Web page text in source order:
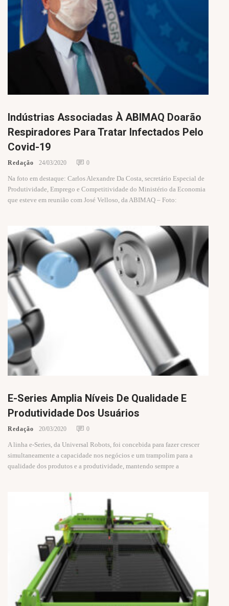
Indústrias Associadas À ABIMAQ Doarão
Respiradores Para Tratar Infectados Pelo
Covid-19
Redação 24/03/2020 0
Na foto em destaque: Carlos Alexandre Da Costa, secretário Especial de
Produtividade, Emprego e Competitividade do Ministério da Economia
que esteve em reunião com José Velloso, da ABIMAQ – Foto:
E-Series Amplia Níveis De Qualidade E
Produtividade Dos Usuários
Redação 20/03/2020 0
A linha e-Series, da Universal Robots, foi concebida para fazer crescer
simultaneamente a capacidade nos negócios e um trampolim para a
qualidade dos produtos e a produtividade, mantendo sempre a